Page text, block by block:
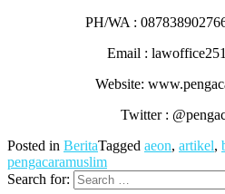
PH/WA :
Email :
Website:
Twitter :
Posted in BeritaTagged aeon, artikel,
pengacaramuslim
Search for: